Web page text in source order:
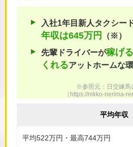
入社1年目新人タクシー
年収は645万円
（※）
先輩ドライバーが稼げ
くれるアットホームな
※参照元：日交練馬
（ https://nikko-nerima-
平均年収
平均522万円・最高744万円